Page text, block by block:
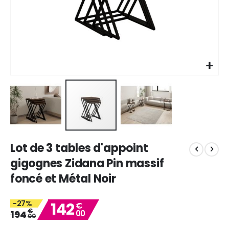
to
the
beginning
of
images
gallery
Lot de 3 tables d'appoint
gigognes Zidana Pin massif
foncé et Métal Noir
-27%
194€
00 142€
00